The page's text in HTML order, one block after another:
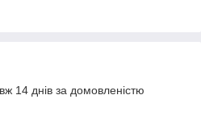
14 днів за домовленістю